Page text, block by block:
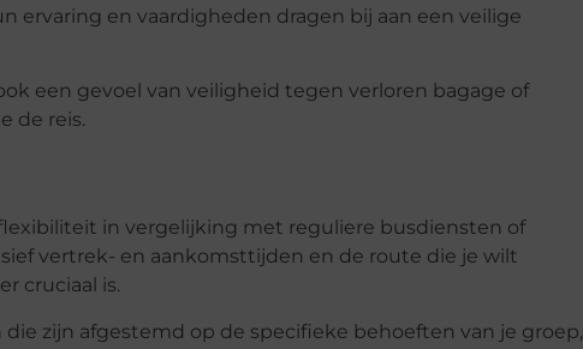
ervaring en vaardigheden dragen bij aan een veilige
een gevoel van veiligheid tegen verloren bagage of
de reis.
in vergelijking met reguliere busdiensten of
vertrek- en aankomsttijden en de route die je wilt
cruciaal is.
zijn afgestemd op de specifieke behoeften van je groep,